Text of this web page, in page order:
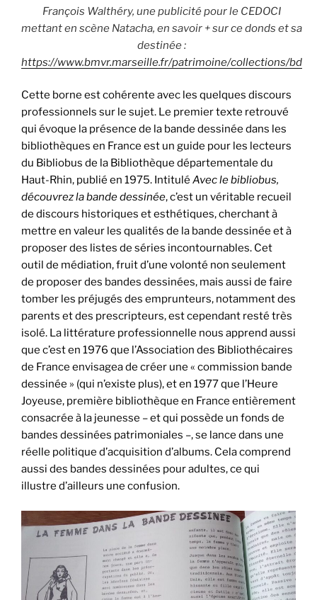
François Walthéry, une publicité pour le CEDOCI
mettant en scène Natacha, en savoir + sur ce donds et sa
destinée :
https://www.bmvr.marseille.fr/patrimoine/collections/bd
Cette borne est cohérente avec les quelques discours
professionnels sur le sujet. Le premier texte retrouvé
qui évoque la présence de la bande dessinée dans les
bibliothèques en France est un guide pour les lecteurs
du Bibliobus de la Bibliothèque départementale du
Haut-Rhin, publié en 1975. Intitulé Avec le bibliobus,
découvrez la bande dessinée, c’est un véritable recueil
de discours historiques et esthétiques, cherchant à
mettre en valeur les qualités de la bande dessinée et à
proposer des listes de séries incontournables. Cet
outil de médiation, fruit d’une volonté non seulement
de proposer des bandes dessinées, mais aussi de faire
tomber les préjugés des emprunteurs, notamment des
parents et des prescripteurs, est cependant resté très
isolé. La littérature professionnelle nous apprend aussi
que c’est en 1976 que l’Association des Bibliothécaires
de France envisagea de créer une « commission bande
dessinée » (qui n’existe plus), et en 1977 que l’Heure
Joyeuse, première bibliothèque en France entièrement
consacrée à la jeunesse – et qui possède un fonds de
bandes dessinées patrimoniales –, se lance dans une
réelle politique d’acquisition d’albums. Cela comprend
aussi des bandes dessinées pour adultes, ce qui
illustre d’ailleurs une confusion.